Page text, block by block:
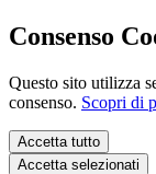
Consenso
Questo sito utilizza
consenso. Scopri di
Accetta tutto
Accetta selezionati